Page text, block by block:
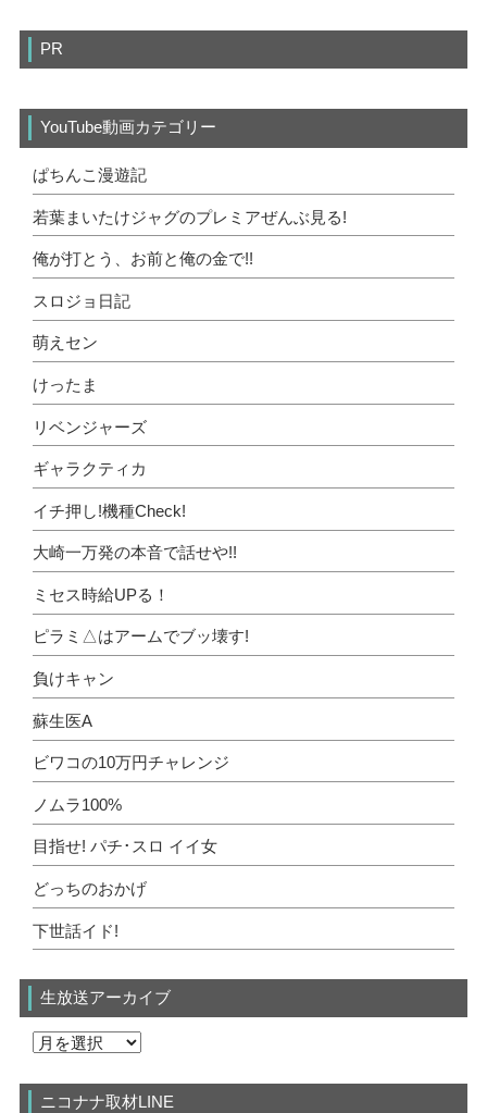
PR
YouTube動画カテゴリー
ぱちんこ漫遊記
若葉まいたけジャグのプレミアぜんぶ見る!
俺が打とう、お前と俺の金で!!
スロジョ日記
萌えセン
けったま
リベンジャーズ
ギャラクティカ
イチ押し!機種Check!
大崎一万発の本音で話せや!!
ミセス時給UPる！
ピラミ△はアームでブッ壊す!
負けキャン
蘇生医A
ビワコの10万円チャレンジ
ノムラ100%
目指せ! パチ･スロ イイ女
どっちのおかげ
下世話イド!
生放送アーカイブ
ニコナナ取材LINE